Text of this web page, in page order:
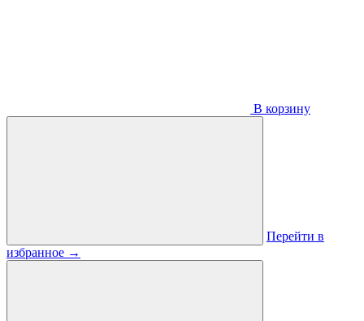
В корзину
Перейти в
избранное →